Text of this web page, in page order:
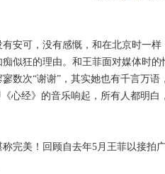
可，没有感慨，和在北京时一样
似狂的理由。和王菲面对媒体时
数次“谢谢”，其实她也有千言万
心经》的音乐响起，所有人都明
美！回顾自去年5月王菲以接拍